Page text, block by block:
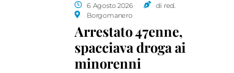
6 Agosto 2026
di red.
Borgomanero
Arrestato 47enne,
spacciava droga ai
minorenni